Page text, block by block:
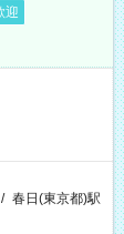
迎
/ 春日(東京都)駅